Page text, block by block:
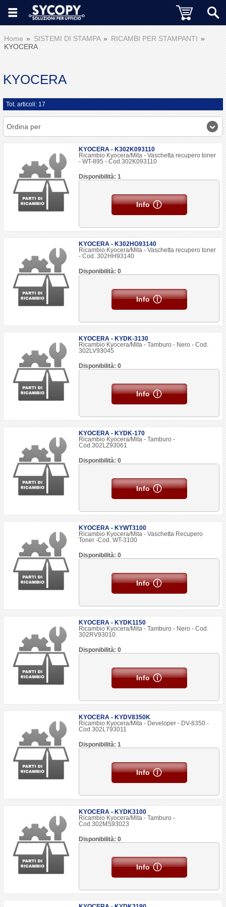
Home SISTEMI DI STAMPA
RICAMBI PER STAMPANTI
KYOCERA
KYOCERA
Tot. articoli: 17
Ordina per
KYOCERA - K302K093110
Ricambio Kyocera/Mita - Vaschetta recupero toner
- WT-895 - Cod.302K093110
Disponibilità: 1
Info
KYOCERA - K302HG93140
Ricambio Kyocera/Mita - Vaschetta recupero toner
- Cod. 302HH93140
Disponibilità: 0
Info
KYOCERA - KYDK-3130
Ricambio Kyocera/Mita - Tamburo - Nero - Cod.
302LV93045
Disponibilità: 0
Info
KYOCERA - KYDK-170
Ricambio Kyocera/Mita - Tamburo -
Cod.302LZ93061
Disponibilità: 0
Info
KYOCERA - KYWT3100
Ricambio Kyocera/Mita - Vaschetta Recupero
Toner -Cod. WT-3100
Disponibilità: 0
Info
KYOCERA - KYDK1150
Ricambio Kyocera/Mita - Tamburo - Nero - Cod.
302RV93010
Disponibilità: 0
Info
KYOCERA - KYDV8350K
Ricambio Kyocera/Mita - Developer - DV-8350 -
Cod 302L793011
Disponibilità: 1
Info
KYOCERA - KYDK3100
Ricambio Kyocera/Mita - Tamburo -
Cod.302MS93023
Disponibilità: 0
Info